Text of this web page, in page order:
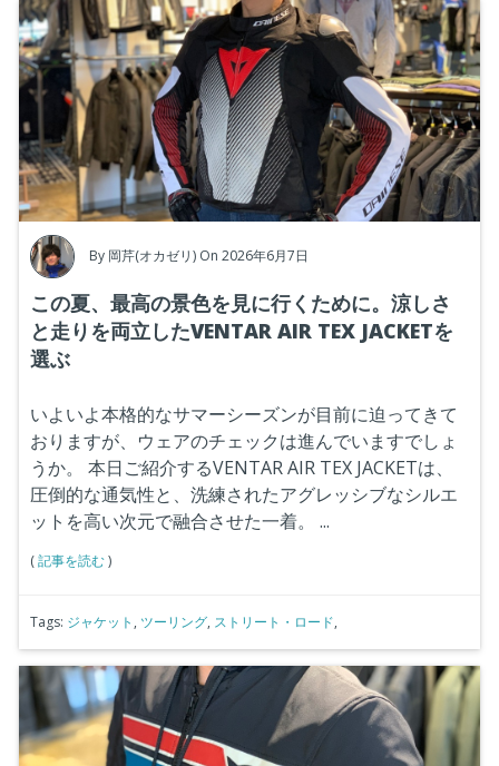
By 岡芹(オカゼリ) On 2026年6月7日
この夏、最高の景色を見に行くために。涼しさ
と走りを両立したVENTAR AIR TEX JACKETを
選ぶ
いよいよ本格的なサマーシーズンが目前に迫ってきて
おりますが、ウェアのチェックは進んでいますでしょ
うか。
本日ご紹介するVENTAR AIR TEX JACKETは、
圧倒的な通気性と、洗練されたアグレッシブなシルエ
ットを高い次元で融合させた一着。
...
(記事を読む)
Tags: ジャケット , ツーリング, ストリート・ロード,